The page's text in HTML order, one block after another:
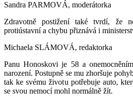
Sandra PARMOVÁ, moderátorka
Zdravotně postižení také tvrdí, že
protiústavní a chybu přiznává i
Michaela SLÁMOVÁ, redaktorka
Panu Honoskovi je 58 a
narození. Postupně se mu zhoršuje
tak ke svému životu potřebuje auto,
se svou nemocí mohl normálně žít.